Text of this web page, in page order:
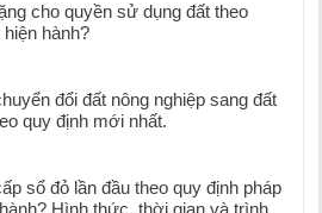
cho quyền sử dụng đất theo
hiện hành?
đổi đất nông nghiệp sang đất
quy định mới nhất.
sổ đỏ lần đầu theo quy định pháp
Hình thức, thời gian và trình